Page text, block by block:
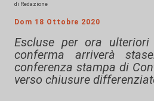
di Redazione
Dom 18 Ottobre 2020
Escluse per ora
conferma arriverà
conferenza stampa di
verso chiusure